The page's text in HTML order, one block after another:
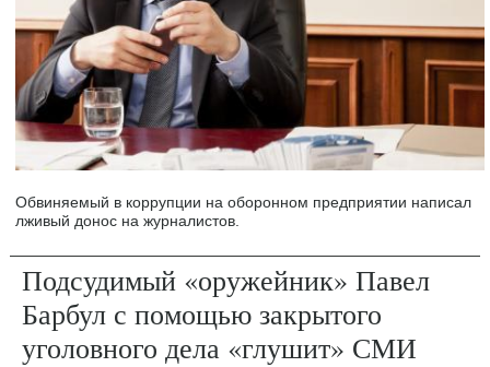
Обвиняемый в коррупции на оборонном предприятии написал
лживый донос на журналистов.
Подсудимый «оружейник» Павел
Барбул с помощью закрытого
уголовного дела «глушит» СМИ